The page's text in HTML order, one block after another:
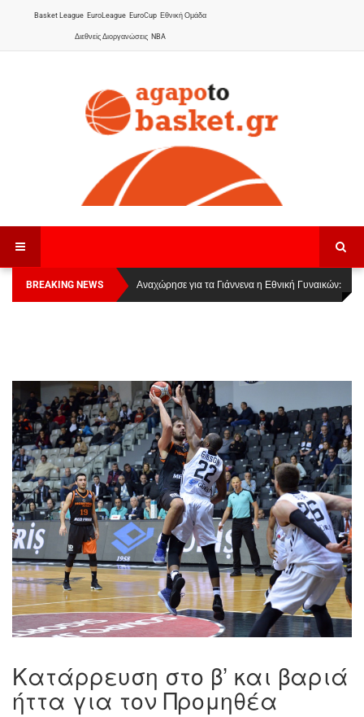
Basket League EuroLeague EuroCup Εθνική Ομάδα
Διεθνείς Διοργανώσεις NBA
BREAKING NEWS
Οι Πάνθηρες Καβάλας στην Women Basketball
League 1
Αναχώρησε για τα Γιάννενα η Εθνική Γυναικών:
Κατάρρευση στο β’ και βαριά
ήττα για τον Προμηθέα